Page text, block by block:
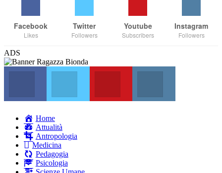
Facebook
Likes
Twitter
Followers
Youtube
Subscribers
Instagram
Followers
ADS
Home
Attualità
Antropologia
Medicina
Pedagogia
Psicologia